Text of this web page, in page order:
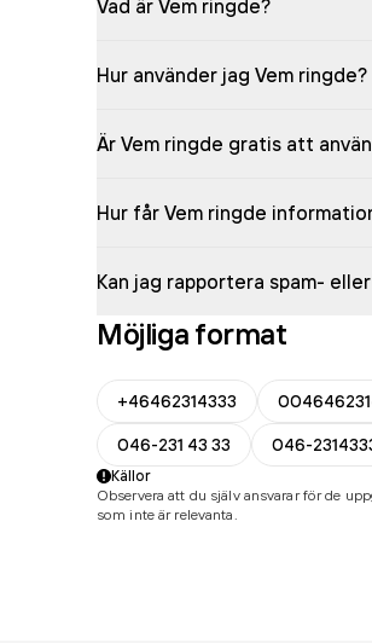
Vad är Vem ringde?
Hur använder jag Vem ringde?
Är Vem ringde gratis att
Hur får Vem ringde
Kan jag rapportera spam-
Möjliga format
+46462314333
046-231 43 33
046-
Källor
Observera att du själv ansvarar för de
som inte är relevanta.